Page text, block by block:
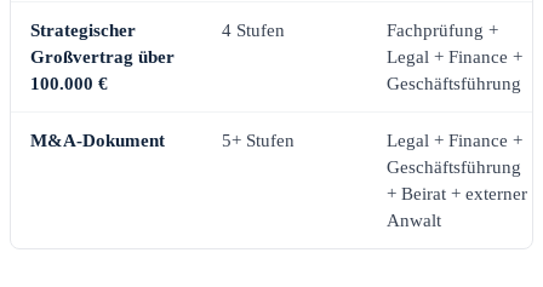
Strategischer
Großvertrag über
100.000 €
4 Stufen
Fachprüfung +
Legal + Finance +
Geschäftsführung
M&A-Dokument 5+ Stufen
Legal + Finance +
Geschäftsführung
+ Beirat + externer
Anwalt